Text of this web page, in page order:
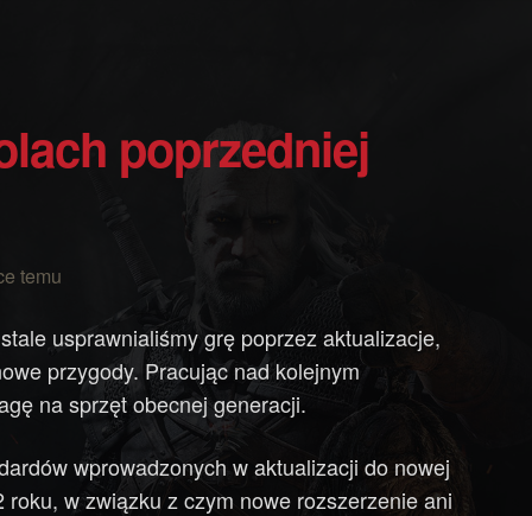
temu
usprawnialiśmy grę poprzez aktualizacje,
przygody. Pracując nad kolejnym
na sprzęt obecnej generacji.
wprowadzonych w aktualizacji do nowej
w związku z czym nowe rozszerzenie ani